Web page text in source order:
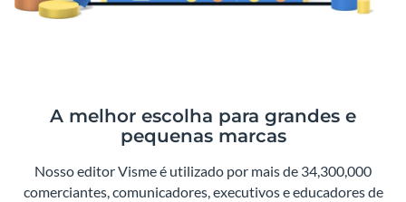
A melhor escolha para grandes e
pequenas marcas
Nosso editor Visme é utilizado por mais de 34,300,000
comerciantes, comunicadores, executivos e educadores de